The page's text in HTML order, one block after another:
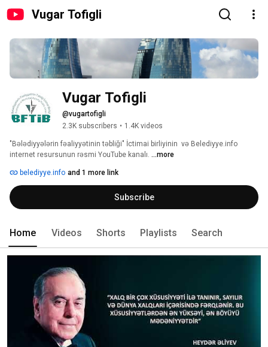
Vugar Tofigli
Vugar Tofigli
@vugartofigli
2.3K subscribers • 1.4K videos
"Bələdiyyələrin fəaliyyətinin təbliği" İctimai birliyinin  və Belediyye.info
internet resursunun rəsmi YouTube kanalı. ...more
belediyye.info and 1 more link
Subscribe
Home Videos Shorts Playlists Search